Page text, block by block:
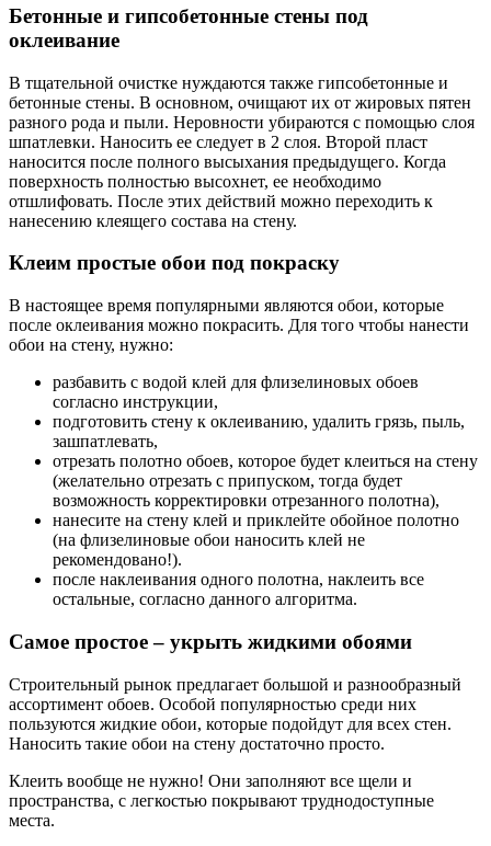
Бетонные и гипсобетонные стены под
оклеивание
В тщательной очистке нуждаются также гипсобетонные и
бетонные стены. В основном, очищают их от жировых пятен
разного рода и пыли. Неровности убираются с помощью слоя
шпатлевки. Наносить ее следует в 2 слоя. Второй пласт
наносится после полного высыхания предыдущего. Когда
поверхность полностью высохнет, ее необходимо
отшлифовать. После этих действий можно переходить к
нанесению клеящего состава на стену.
Клеим простые обои под покраску
В настоящее время популярными являются обои, которые
после оклеивания можно покрасить. Для того чтобы нанести
обои на стену, нужно:
разбавить с водой клей для флизелиновых обоев
согласно инструкции,
подготовить стену к оклеиванию, удалить грязь, пыль,
зашпатлевать,
отрезать полотно обоев, которое будет клеиться на стену
(желательно отрезать с припуском, тогда будет
возможность корректировки отрезанного полотна),
нанесите на стену клей и приклейте обойное полотно
(на флизелиновые обои наносить клей не
рекомендовано!).
после наклеивания одного полотна, наклеить все
остальные, согласно данного алгоритма.
Самое простое – укрыть жидкими обоями
Строительный рынок предлагает большой и разнообразный
ассортимент обоев. Особой популярностью среди них
пользуются жидкие обои, которые подойдут для всех стен.
Наносить такие обои на стену достаточно просто.
Клеить вообще не нужно! Они заполняют все щели и
пространства, с легкостью покрывают труднодоступные
места.